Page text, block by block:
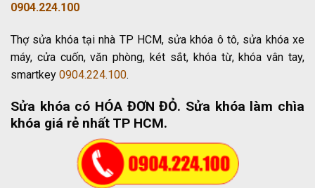
0904.224.100
Thợ sửa khóa tại nhà TP HCM, sửa khóa ô tô, sửa khóa xe
máy, cửa cuốn, văn phòng, két sắt, khóa từ, khóa vân tay,
smartkey 0904.224.100.
Sửa khóa có HÓA ĐƠN ĐỎ. Sửa khóa làm chìa
khóa giá rẻ nhất TP HCM.